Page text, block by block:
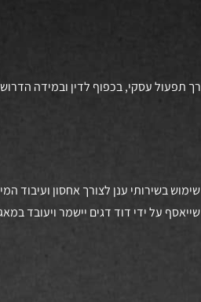
תפעול עסקי, בכפוף לדין ובמידה
בשירותי ענן לצורך אחסון
על ידי דוד דגים יישמר ויעובד